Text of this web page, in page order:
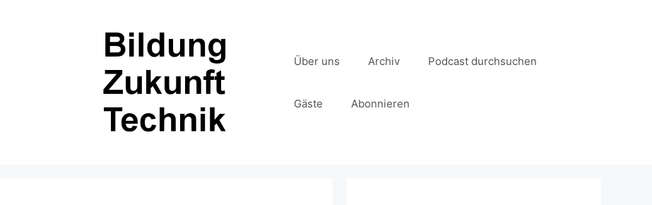
Über uns Archiv Podcast durchsuchen
Gäste Abonnieren